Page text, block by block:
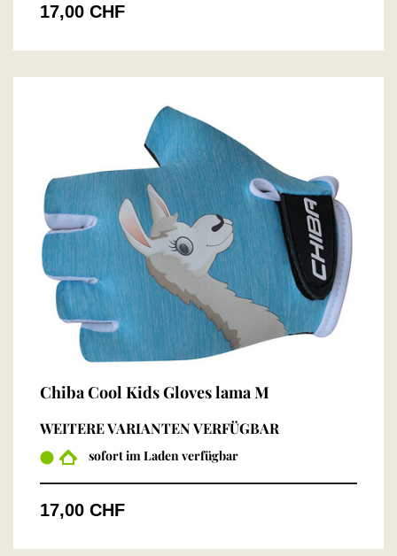
17,00 CHF
Chiba Cool Kids Gloves lama M
WEITERE VARIANTEN VERFÜGBAR
sofort im Laden verfügbar
17,00 CHF